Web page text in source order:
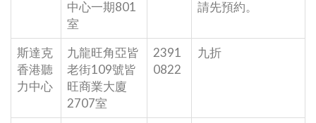
中心一期801
室
請先預約。
斯達克
香港聽
力中心
九龍旺角亞皆
老街109號皆
旺商業大廈
2707室
2391
0822
九折